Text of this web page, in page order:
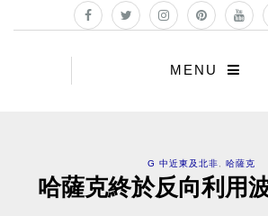
MENU
G 中近東及北非 哈薩克
哈薩克終於反向利用